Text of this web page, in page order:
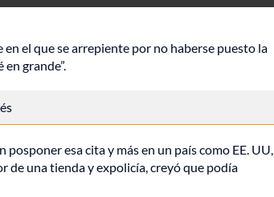
el que se arrepiente por no haberse puesto la
grande”.
esa cita y más en un país como EE. UU,
de una tienda y expolicía, creyó que podía